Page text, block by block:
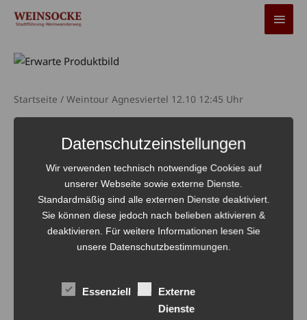
Inhalt
Startseite / Weintour Agnesviertel 12.10 12:45 Uhr
12.10 12:45 Uhr
€
Nicht vorrätig
Artikelnummer:10881-1-WEINTOUR-AGNESVIERTEL-12.10-
inkl. 19 % MwSt.
Datenschutzeinstellungen
Wir verwenden technisch notwendige Cookies auf
unserer Webseite sowie externe Dienste.
Standardmäßig sind alle externen Dienste deaktiviert.
Sie können diese jedoch nach belieben aktivieren &
deaktivieren. Für weitere Informationen lesen Sie
unsere Datenschutzbestimmungen.
Essenziell
Externe
Dienste